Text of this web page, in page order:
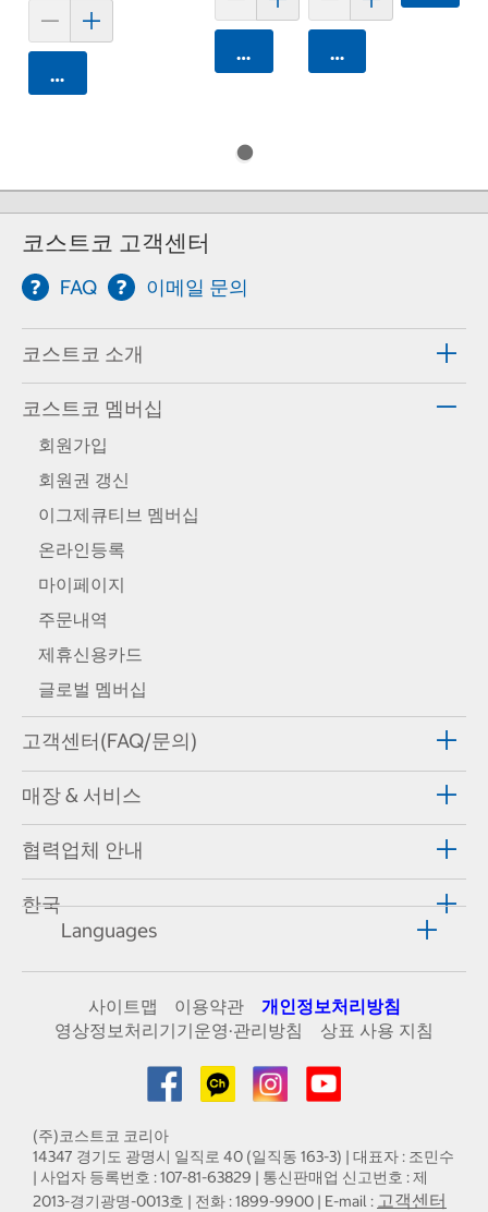
카트에 담기
카트에 담기 카트에 담기
코스트코 고객센터
FAQ 이메일 문의
코스트코 소개
코스트코 멤버십
회원가입
회원권 갱신
이그제큐티브 멤버십
온라인등록
마이페이지
주문내역
제휴신용카드
글로벌 멤버십
고객센터(FAQ/문의)
매장 & 서비스
협력업체 안내
한국
Languages
사이트맵 이용약관
개인정보처리방침
영상정보처리기기운영·관리방침
상표 사용 지침
(주)코스트코 코리아
14347 경기도 광명시 일직로 40 (일직동 163-3) | 대표자 : 조민수
| 사업자 등록번호 : 107-81-63829 | 통신판매업 신고번호 : 제
2013-경기광명-0013호 | 전화 : 1899-9900 | E-mail : 고객센터